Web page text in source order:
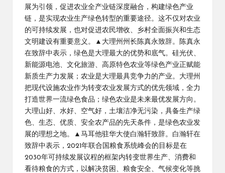
展为引领，促进农业全产业链深度融合，构建绿色产业
链，是实现农业生产绿色转型的重要途径。这不仅对农业
的可持续发展，也对促进农民增收、乡村全面振兴和生态
文明建设有重要意义。▲大理州州长陈真永致辞。陈真永
在致辞中表示，绿色是大理最大的优势和底气。硅光伏、
新能源电池、文化旅游、高原特色农业等绿色产业正赋能
新质生产力发展；农业是大理最具竞争力的产业。大理州
把现代设施农业作为转变农业发展方式的优先领域，全力
打造世界一流绿色食品；绿色农业是未来最优发展方向。
大理山好、水好、空气好，土壤洁净无污染，具备生产绿
色、生态、优质、安全农产品的先天条件，是绿色农业发
展的理想之地。▲马耳他驻华大使白瀚轩致辞。白瀚轩在
致辞中表示，2021年联合国粮食系统峰会的目标是在
2030年可持续发展议程的框架内转变世界生产、消费和
看待粮食的方式，以解决贫困、粮食安全、气候变化等挑